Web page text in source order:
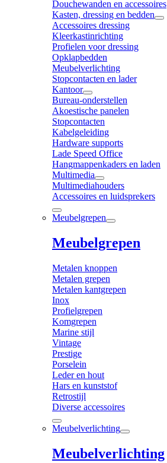
Douchewanden en accessoires
Kasten, dressing en bedden
Accessoires dressing
Kleerkastinrichting
Profielen voor dressing
Opklapbedden
Meubelverlichting
Stopcontacten en lader
Kantoor
Bureau-onderstellen
Akoestische panelen
Stopcontacten
Kabelgeleiding
Hardware supports
Lade Speed Office
Hangmappenkaders en laden
Multimedia
Multimediahouders
Accessoires en luidsprekers
Meubelgrepen
Meubelgrepen
Metalen knoppen
Metalen grepen
Metalen kantgrepen
Inox
Profielgrepen
Komgrepen
Marine stijl
Vintage
Prestige
Porselein
Leder en hout
Hars en kunststof
Retrostijl
Diverse accessoires
Meubelverlichting
Meubelverlichting